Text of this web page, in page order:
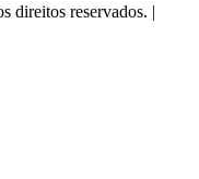
direitos reservados. |